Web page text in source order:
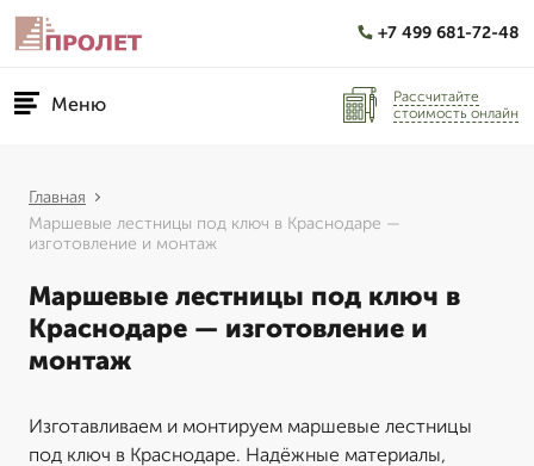
+7 499 681-72-48
Меню
Рассчитайте
стоимость онлайн
Главная
Маршевые лестницы под ключ в Краснодаре —
изготовление и монтаж
Маршевые лестницы под ключ в
Краснодаре — изготовление и
монтаж
Изготавливаем и монтируем маршевые лестницы
под ключ в Краснодаре. Надёжные материалы,